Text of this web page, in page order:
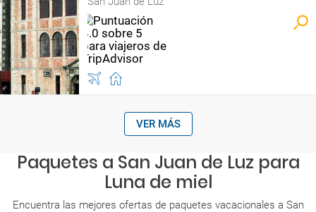
VER MÁS
Paquetes a San Juan de Luz para
Luna de miel
Encuentra las mejores ofertas de paquetes vacacionales a San